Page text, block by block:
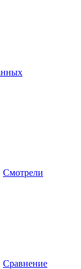
Смотрели
Сравнение